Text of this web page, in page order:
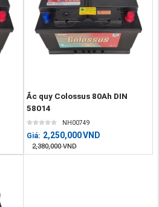
Ắc quy Colossus 80Ah DIN
58014
NH00749
Giá: 2,250,000VND
2,380,000 VND